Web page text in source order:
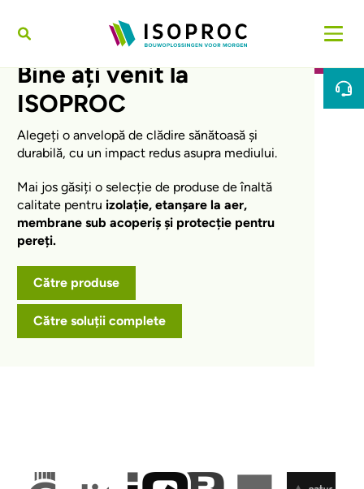
Bine ați venit la
ISOPROC
Alegeți o anvelopă de clădire sănătoasă și
durabilă, cu un impact redus asupra mediului.
Mai jos găsiți o selecție de produse de înaltă
calitate pentru izolație, etanșare la aer,
membrane sub acoperiș și protecție pentru
pereți.
Către produse
Către soluții complete